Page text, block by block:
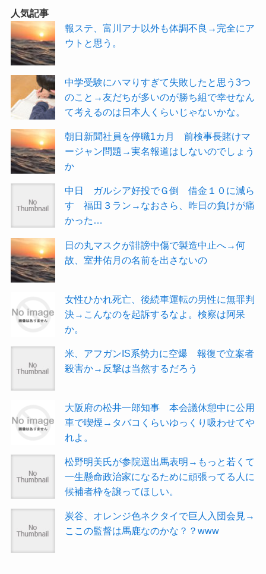
人気記事
報ステ、富川アナ以外も体調不良→完全にア
ウトと思う。
中学受験にハマりすぎて失敗したと思う3つ
のこと→友だちが多いのが勝ち組で幸せなん
て考えるのは日本人くらいじゃないかな。
朝日新聞社員を停職1カ月 前検事長賭けマ
ージャン問題→実名報道はしないのでしょう
か
中日 ガルシア好投でＧ倒 借金１０に減ら
す 福田３ラン→なおさら、昨日の負けが痛
かった…
日の丸マスクが誹謗中傷で製造中止へ→何
故、室井佑月の名前を出さないの
女性ひかれ死亡、後続車運転の男性に無罪判
決→こんなのを起訴するなよ。検察は阿呆
か。
米、アフガンIS系勢力に空爆 報復で立案者
殺害か→反撃は当然するだろう
大阪府の松井一郎知事 本会議休憩中に公用
車で喫煙→タバコくらいゆっくり吸わせてや
れよ。
松野明美氏が参院選出馬表明→もっと若くて
一生懸命政治家になるために頑張ってる人に
候補者枠を譲ってほしい。
炭谷、オレンジ色ネクタイで巨人入団会見→
ここの監督は馬鹿なのかな？？www